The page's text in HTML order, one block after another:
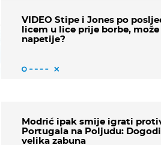
VIDEO Stipe i Jones po
licem u lice prije borbe,
napetije?
Modrić ipak smije igrati
Portugala na Poljudu:
velika zabuna